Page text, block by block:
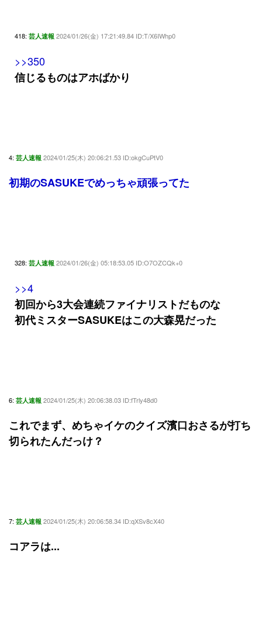
418: 芸人速報 2024/01/26(金) 17:21:49.84 ID:T/X6IWhp0
>>350
信じるものはアホばかり
4: 芸人速報 2024/01/25(木) 20:06:21.53 ID:okgCuPtV0
初期のSASUKEでめっちゃ頑張ってた
328: 芸人速報 2024/01/26(金) 05:18:53.05 ID:O7OZCQk+0
>>4
初回から3大会連続ファイナリストだものな
初代ミスターSASUKEはこの大森晃だった
6: 芸人速報 2024/01/25(木) 20:06:38.03 ID:fTrly48d0
これでまず、めちゃイケのクイズ濱口おさるが打ち
切られたんだっけ？
7: 芸人速報 2024/01/25(木) 20:06:58.34 ID:qXSv8cX40
コアラは...